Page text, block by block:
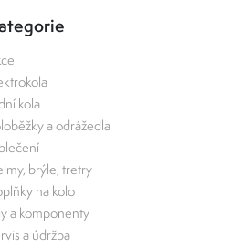
kola
a odrážedla
brýle, tretry
na kolo
a komponenty
a údržba